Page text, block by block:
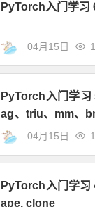
PyTorch入门学习
04月15日
PyTorch入门学
ag、triu、mm、
se、t04月15日
PyTorch入门学习
ape, clone